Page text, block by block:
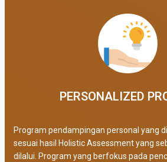
PERSONALIZED
Program pendampingan personal yang
sesuai hasil Holistic Assessment yang
dilalui. Program yang berfokus pada